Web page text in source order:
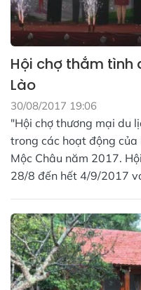
Hội chợ thắm tình
Lào
30/08/2017 19:06
"Hội chợ thương mại du
trong các hoạt động
Mộc Châu năm 2017.
28/8 đến hết 4/9/2017